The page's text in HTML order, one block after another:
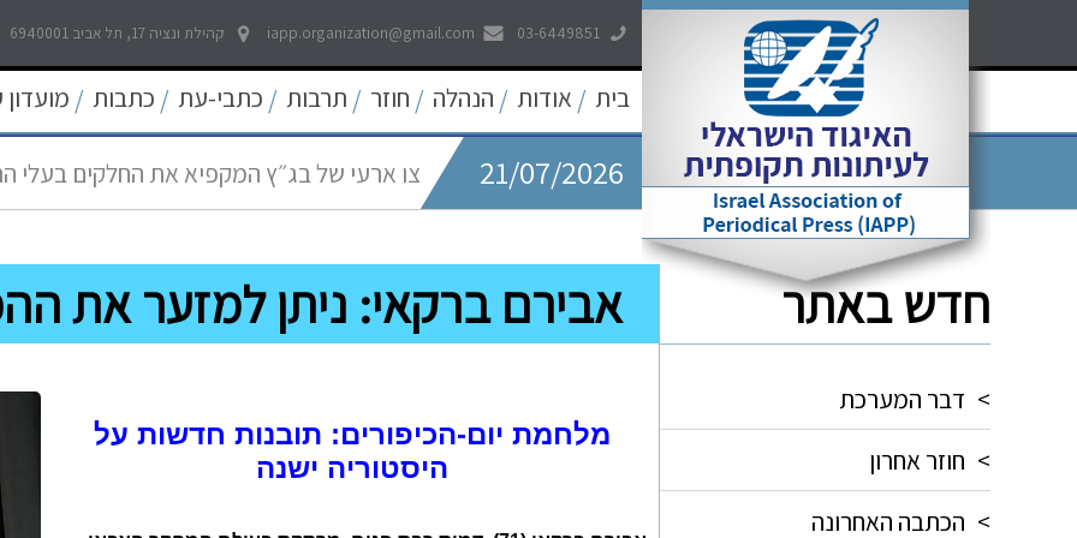
03-6449851
iapp.organization@gmail.com קהילת ונציה 17, תל אביב 6940001
בית / אודות / הנהלה / חוזר / תרבות / כתבי-עת / כתבות / מועדון
21/07/2026 לאפשר דיווח פתוח וחופשי לכל אמצעי
21/07/2026 צו ארעי של בג״ץ המקפיא את החלקים בעלי
החדש 05/07/2026 עוד קו אדום נחצה - פגיעה באולפני חדשות
09/05/2026 שאגת הארי - המלחמה על הפיצויים לעצמאים חדש באתר
> דבר המערכת
> חוזר אחרון
> הכתבה האחרונה
אבירם ברקאי: ניתן למזער את
מלחמת יום-הכיפורים: תובנות חדשות על
היסטוריה ישנה